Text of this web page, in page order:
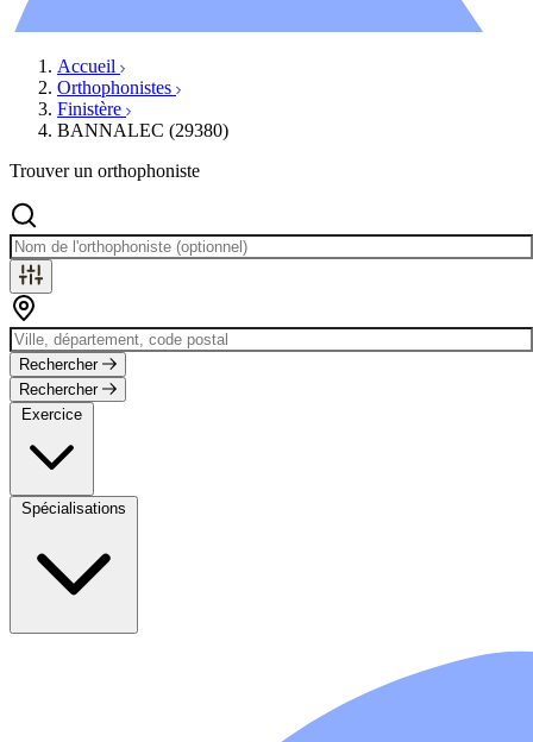
Accueil
Orthophonistes
Finistère
BANNALEC (29380)
Trouver un orthophoniste
Rechercher
Rechercher
Exercice
Spécialisations